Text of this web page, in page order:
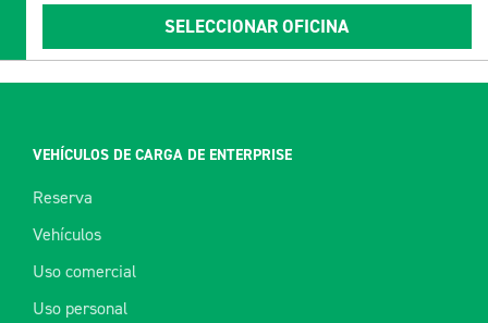
SELECCIONAR OFICINA
VEHÍCULOS DE CARGA DE ENTERPRISE
Reserva
Vehículos
Uso comercial
Uso personal